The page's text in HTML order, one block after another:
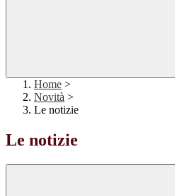
Home >
Novità >
Le notizie
Le notizie